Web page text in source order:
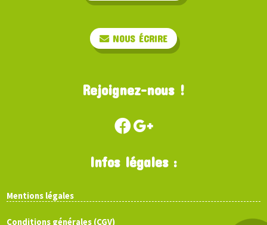
NOUS ÉCRIRE
Rejoignez-nous !
Infos légales :
Mentions légales
Conditions générales (CGV)